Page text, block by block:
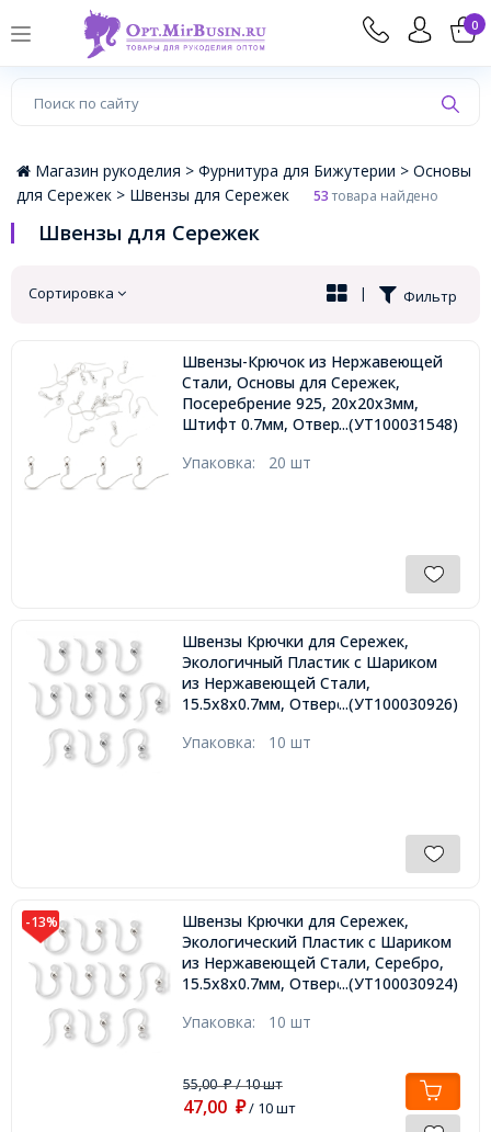
0
×
Магазин рукоделия > Фурнитура для Бижутерии > Основы
для Сережек > Швензы для Сережек 53товара найдено
Швензы для Сережек
Сортировка Фильтр
|
Швензы-Крючок из Нержавеющей
Стали, Основы для Сережек,
Посеребрение 925, 20x20х3мм,
Штифт 0.7мм, Отверстие 2мм,
...(УТ100031548)
Упаковка: 20 шт
Швензы Крючки для Сережек,
Экологичный Пластик с Шариком
из Нержавеющей Стали,
15.5х8х0.7мм, Отверстие 1.2мм,
...(УТ100030926)
Упаковка: 10 шт
-13%
Швензы Крючки для Сережек,
Экологический Пластик с Шариком
из Нержавеющей Стали, Серебро,
15.5х8х0.7мм, Отверстие 1.2мм,
...(УТ100030924)
Упаковка: 10 шт
55,00₽/ 10 шт
47,00 ₽/ 10 шт